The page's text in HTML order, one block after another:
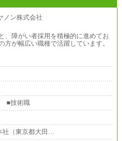
、障がい者採用を積極的に進めてお
方が幅広い職種で活躍しています。
■技術職
社（東京都大田…